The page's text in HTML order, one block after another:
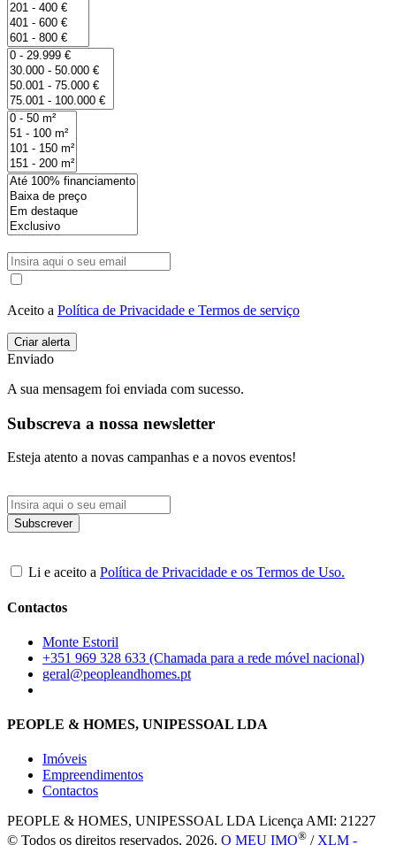
Aceito a Política de Privacidade e Termos de serviço
Enviado
A sua mensagem foi enviada com sucesso.
Subscreva a nossa newsletter
Esteja atento a novas campanhas e a novos eventos!
Li e aceito a Política de Privacidade e os Termos de Uso.
Contactos
Monte Estoril
+351 969 328 633 (Chamada para a rede móvel nacional)
geral@peopleandhomes.pt
PEOPLE & HOMES, UNIPESSOAL LDA
Imóveis
Empreendimentos
Contactos
PEOPLE & HOMES, UNIPESSOAL LDA Licença AMI: 21227
© Todos os direitos reservados, 2026. O MEU IMO® /XLM -